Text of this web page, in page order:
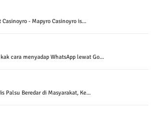
Casinoyro - Mapyro Casinoyro is...
cara menyadap WhatsApp lewat Go...
Palsu Beredar di Masyarakat, Ke...